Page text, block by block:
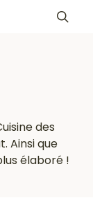
des
Ainsi que
élaboré !